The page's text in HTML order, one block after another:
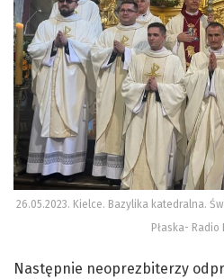
26.05.2023. Kielce. Bazylika katedralna.
Płaska- Radio
Następnie neoprezbiterzy